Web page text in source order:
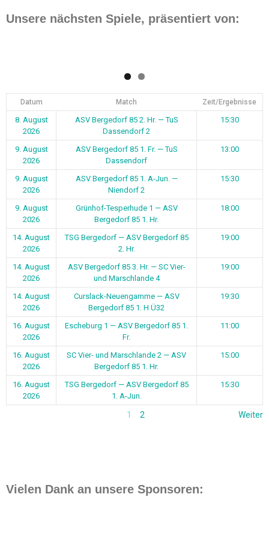
Unsere nächsten Spiele, präsentiert von:
Datum Match Zeit/Ergebnisse
8. August
2026
ASV Bergedorf 85 2. Hr. — TuS
Dassendorf 2
15:30
9. August
2026
ASV Bergedorf 85 1. Fr. — TuS
Dassendorf
13:00
9. August
2026
ASV Bergedorf 85 1. A-Jun. —
Niendorf 2
15:30
9. August
2026
Grünhof-Tesperhude 1 — ASV
Bergedorf 85 1. Hr.
18:00
14. August
2026
TSG Bergedorf — ASV Bergedorf 85
2. Hr.
19:00
14. August
2026
ASV Bergedorf 85 3. Hr. — SC Vier-
und Marschlande 4
19:00
14. August
2026
Curslack-Neuengamme — ASV
Bergedorf 85 1. H Ü32
19:30
16. August
2026
Escheburg 1 — ASV Bergedorf 85 1.
Fr.
11:00
16. August
2026
SC Vier- und Marschlande 2 — ASV
Bergedorf 85 1. Hr.
15:00
16. August
2026
TSG Bergedorf — ASV Bergedorf 85
1. A-Jun.
15:30
1 2 Weiter
Vielen Dank an unsere Sponsoren: